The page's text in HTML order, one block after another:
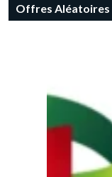
Offres Aléatoires